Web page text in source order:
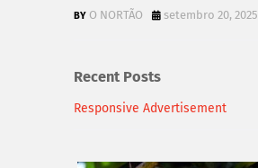
O NORTÃO setembro 20, 2025
Recent Posts
Responsive Advertisement